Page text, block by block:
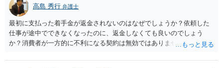
高島 秀行 弁護士
最初に支払った着手金が返金されないのはなぜでしょうか？依頼した
仕事が途中でできなくなったのに、返金しなくても良いのでしょう
か？消費者が一方的に不利になる契約は無効ではありませんか？
務があると思います。 倒れた弁護士が所属する弁護士会に相談さ